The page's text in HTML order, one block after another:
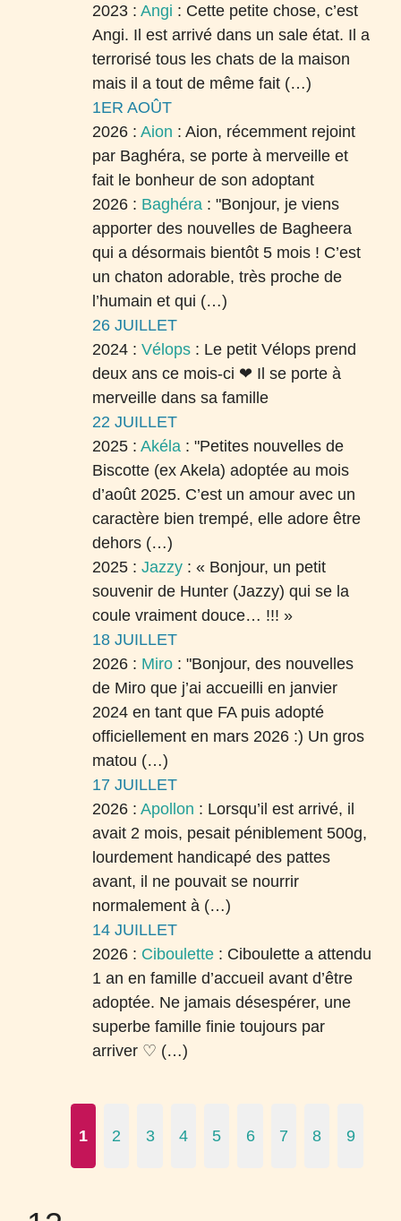
2023 :Angi : Cette petite chose, c’est
Angi. Il est arrivé dans un sale état. Il a
terrorisé tous les chats de la maison
mais il a tout de même fait (…)
1ER AOÛT
2026 :Aion :Aion, récemment rejoint
par Baghéra, se porte à merveille et
fait le bonheur de son adoptant
2026 : Baghéra :"Bonjour, je viens
apporter des nouvelles de Bagheera
qui a désormais bientôt 5 mois ! C’est
un chaton adorable, très proche de
l’humain et qui (…)
26 JUILLET
2024 :Vélops : Le petit Vélops prend
deux ans ce mois-ci ❤ Il se porte à
merveille dans sa famille
22 JUILLET
2025 :Akéla :"Petites nouvelles de
Biscotte (ex Akela) adoptée au mois
d’août 2025. C’est un amour avec un
caractère bien trempé, elle adore être
dehors (…)
2025 :Jazzy :« Bonjour, un petit
souvenir de Hunter (Jazzy) qui se la
coule vraiment douce… !!! »
18 JUILLET
2026 : Miro :"Bonjour, des nouvelles
de Miro que j’ai accueilli en janvier
2024 en tant que FA puis adopté
officiellement en mars 2026 :) Un gros
matou (…)
17 JUILLET
2026 :Apollon : Lorsqu’il est arrivé, il
avait 2 mois, pesait péniblement 500g,
lourdement handicapé des pattes
avant, il ne pouvait se nourrir
normalement à (…)
14 JUILLET
2026 : Ciboulette : Ciboulette a attendu
1 an en famille d’accueil avant d’être
adoptée. Ne jamais désespérer, une
superbe famille finie toujours par
arriver ♡ (…)
1 2 3 4 5 6 7 8 9